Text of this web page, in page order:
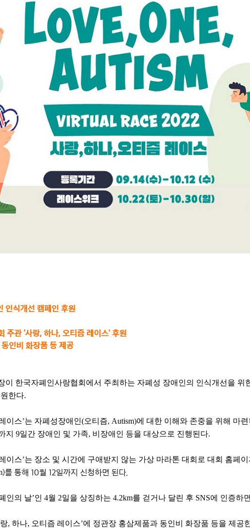
인식개선 캠페인 후원
주관 ‘사랑, 하나, 오티즘 레이스’ 후원
인비 화장품 등 제공
이 한국자폐인사랑협회에서 주최하는 자폐성 장애인의 인식개선을 위
한다.
이스’는 자폐성장애인(오티즘, Autism)에 대한 이해와 존중을 위해 마
지 9일간 장애인 및 가족, 비장애인 등을 대상으로 진행된다.
이스’는 장소 및 시간에 구애받지 않는 가상 마라톤 대회로 대회 홈페이
)를 통해 10월 12일까지 신청하면 된다.
인의 날’인 4월 2일을 상징하는 4.2km를 걷거나 달린 후 SNS에 인증하
, 하나, 오티즘 레이스’에 정관장 홍삼제품과 동인비 화장품 등을 제공